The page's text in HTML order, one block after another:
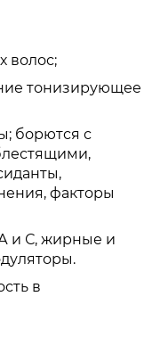
волос;
тонизирующее
борются с
факторы
и С, жирные и
в